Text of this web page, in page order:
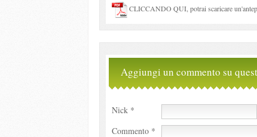
CLICCANDO QUI, potrai scaricare
Aggiungi un commento su
Nick *
Commento *